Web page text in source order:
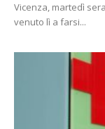
Vicenza, martedì
venuto lì a farsi...